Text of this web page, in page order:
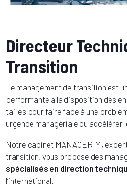
Directeur
Transition
Le management de transition est
performante à la disposition des
tailles pour faire face à une
urgence managériale ou accélérer
Notre cabinet MANAGERIM,
transition, vous propose des
spécialisés en direction
l’international.